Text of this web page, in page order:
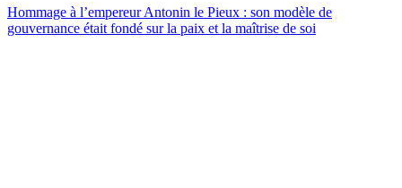
Hommage à l’empereur Antonin le Pieux : son modèle de
gouvernance était fondé sur la paix et la maîtrise de soi